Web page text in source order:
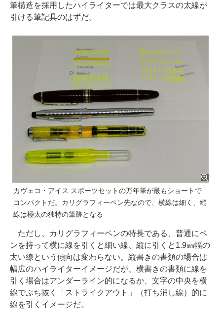
筆構造を採用したハイライターでは最大クラスの太線が
引ける筆記具のはずだ。
カヴェコ・アイス スポーツセットの万年筆が最もショートで
コンパクトだ。カリグラフィーペン先なので、横線は細く、縦
線は極太の独特の筆跡となる
ただし、カリグラフィーペンの特長である、普通にペ
ンを持って横に線を引くと細い線、縦に引くと1.9㎜幅の
太い線という傾向は変わらない。縦書きの書類の場合は
幅広のハイライターイメージだが、横書きの書類に線を
引く場合はアンダーライン的になるか、文字の中央を横
線でぶち抜く「ストライクアウト」（打ち消し線）的に
線を引くイメージだ。